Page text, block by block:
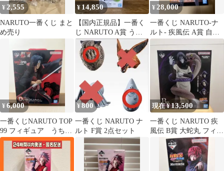
¥ 2,555
NARUTO一番くじ まと
め売り
¥ 14,850
【国内正規品】一番く
じ NARUTO A賞 うず
まきナルト フィギュ
ア 波の国
¥ 28,000
一番くじ NARUTO-ナ
ルト- 疾風伝 A賞 自来
也 MASTERLISE
¥6,000
一番くじNARUTO TOP
99 フィギュア うちは
イタチ
¥800
一番くじ NARUTO ナ
ルト F賞 2点セット
現在 ¥13,500
一番くじ NARUTO 疾
風伝 B賞 大蛇丸 フィギ